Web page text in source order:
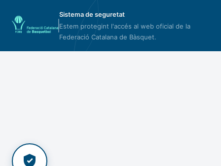
Sistema de seguretat
Estem protegint l'accés al web oficial de la
Federació Catalana de Bàsquet.